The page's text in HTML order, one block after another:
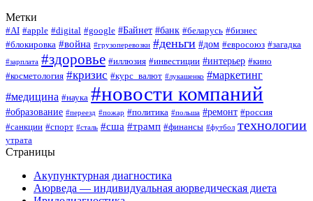
Метки
#AI #apple #digital #google #Байнет #банк #беларусь #бизнес
#блокировка #война #грузоперевозки #деньги #дом #евросоюз #загадка
#зарплата #здоровье #иллюзия #инвестиции #интерьер #кино
#косметология #кризис #курс_валют #лукашенко #маркетинг
#медицина #наука #новости компаний
#образование #переезд #пожар #политика #польша #ремонт #россия
#санкции #спорт #сталь #сша #трамп #финансы #футбол технологии
утрата
Страницы
Акупунктурная диагностика
Аюрведа — индивидуальная аюрведическая диета